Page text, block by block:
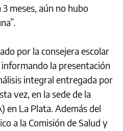
meses, aún no hubo
por la consejera escolar
la presentación
integral entregada por
vez, en la sede de la
en La Plata. Además del
a la Comisión de Salud y